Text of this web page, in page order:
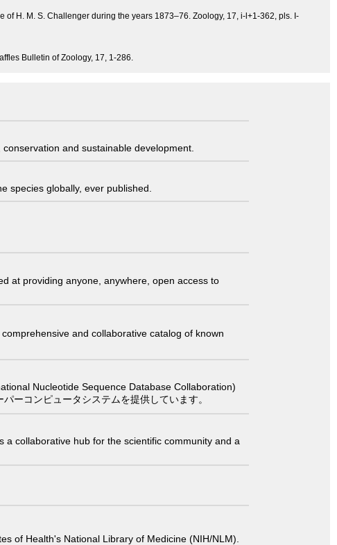
H. M. S. Challenger during the years 1873–76. Zoology, 17, i-l+1-362, pls. I-
Bulletin of Zoology, 17, 1-286.
and sustainable development.
species globally, ever published.
at providing anyone, anywhere, open access to
and collaborative catalog of known
Nucleotide Sequence Database Collaboration)
ーコンピュータシステムを提供しています。
collaborative hub for the scientific community and a
of Health's National Library of Medicine (NIH/NLM).